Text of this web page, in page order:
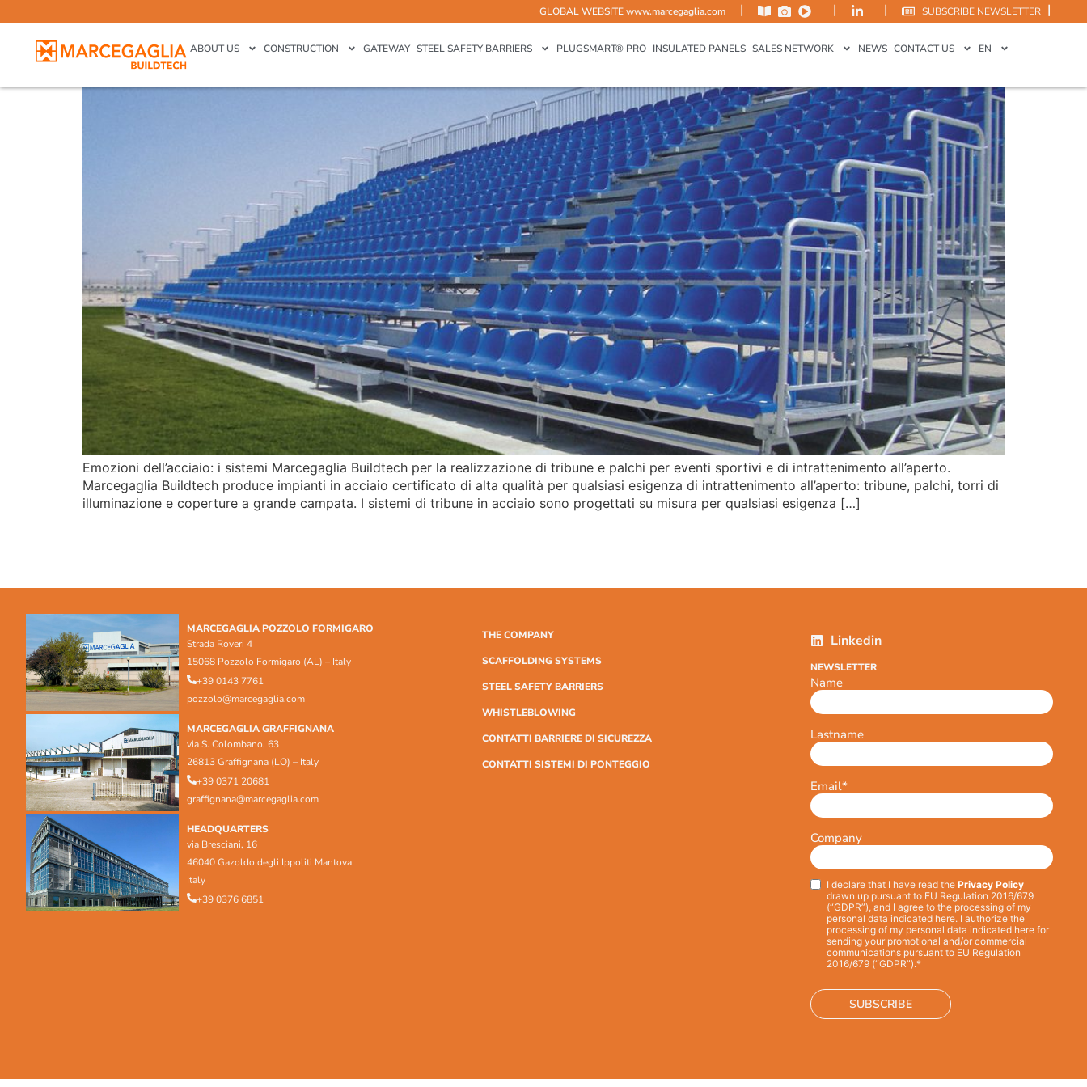
GLOBAL WEBSITEwww.marcegaglia.com | | | SUBSCRIBE NEWSLETTER |
ABOUT US CONSTRUCTION GATEWAY STEEL SAFETY BARRIERS PLUGSMART® PRO INSULATED PANELS SALES NETWORK NEWS CONTACT US EN
Grandstands
Emozioni dell’acciaio: i sistemi Marcegaglia Buildtech per la realizzazione di tribune e palchi per eventi sportivi e di intrattenimento all’aperto.
Marcegaglia Buildtech produce impianti in acciaio certificato di alta qualità per qualsiasi esigenza di intrattenimento all’aperto: tribune, palchi, torri di
illuminazione e coperture a grande campata. I sistemi di tribune in acciaio sono progettati su misura per qualsiasi esigenza […]
MARCEGAGLIA POZZOLO FORMIGARO
Strada Roveri 4
15068 Pozzolo Formigaro (AL) – Italy
+39 0143 7761
pozzolo@marcegaglia.com
MARCEGAGLIA GRAFFIGNANA
via S. Colombano, 63
26813 Graffignana (LO) – Italy
+39 0371 20681
graffignana@marcegaglia.com
HEADQUARTERS
via Bresciani, 16
46040 Gazoldo degli Ippoliti Mantova
Italy
+39 0376 6851
THE COMPANY
SCAFFOLDING SYSTEMS
STEEL SAFETY BARRIERS
WHISTLEBLOWING
CONTATTI BARRIERE DI SICUREZZA
CONTATTI SISTEMI DI PONTEGGIO
Linkedin
NEWSLETTER
Name
Lastname
Email*
Company
Privacy*
I declare that I have read the Privacy Policy
drawn up pursuant to EU Regulation 2016/679
(“GDPR”), and I agree to the processing of my
personal data indicated here. I authorize the
processing of my personal data indicated here for
sending your promotional and/or commercial
communications pursuant to EU Regulation
2016/679 (“GDPR”).*